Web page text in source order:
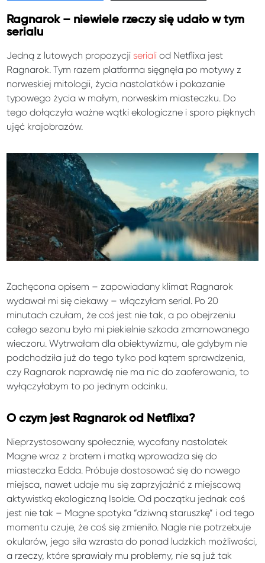
Ragnarok – niewiele rzeczy się udało w tym
serialu
Jedną z lutowych propozycji seriali od Netflixa jest
Ragnarok. Tym razem platforma sięgnęła po motywy z
norweskiej mitologii, życia nastolatków i pokazanie
typowego życia w małym, norweskim miasteczku. Do
tego dołączyła ważne wątki ekologiczne i sporo pięknych
ujęć krajobrazów.
Zachęcona opisem – zapowiadany klimat Ragnarok
wydawał mi się ciekawy – włączyłam serial. Po 20
minutach czułam, że coś jest nie tak, a po obejrzeniu
całego sezonu było mi piekielnie szkoda zmarnowanego
wieczoru. Wytrwałam dla obiektywizmu, ale gdybym nie
podchodziła już do tego tylko pod kątem sprawdzenia,
czy Ragnarok naprawdę nie ma nic do zaoferowania, to
wyłączyłabym to po jednym odcinku.
O czym jest Ragnarok od Netflixa?
Nieprzystosowany społecznie, wycofany nastolatek
Magne wraz z bratem i matką wprowadza się do
miasteczka Edda. Próbuje dostosować się do nowego
miejsca, nawet udaje mu się zaprzyjaźnić z miejscową
aktywistką ekologiczną Isolde. Od początku jednak coś
jest nie tak – Magne spotyka “dziwną staruszkę” i od tego
momentu czuje, że coś się zmieniło. Nagle nie potrzebuje
okularów, jego siła wzrasta do ponad ludzkich możliwości,
a rzeczy, które sprawiały mu problemy, nie są już tak